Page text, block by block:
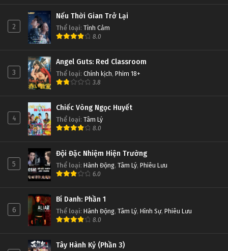
2
Nếu Thời Gian Trở Lại
Thể loại: Tình Cảm
8.0
3
Angel Guts: Red Classroom
Thể loại: Chính kịch, Phim 18+
3.8
4
Chiếc Vòng Ngọc Huyết
Thể loại: Tâm Lý
8.0
5
Đội Đặc Nhiệm Hiện Trường
Thể loại: Hành Động, Tâm Lý, Phiêu Lưu
6.0
6
Bí Danh: Phần 1
Thể loại: Hành Động, Tâm Lý, Hình Sự, Phiêu Lưu
8.0
Tây Hành Kỷ (Phần 3)